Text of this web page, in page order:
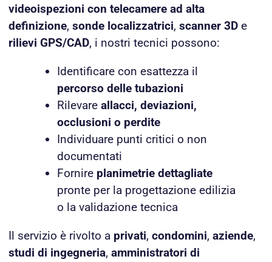
videoispezioni con telecamere ad alta
definizione, sonde localizzatrici, scanner 3D e
rilievi GPS/CAD, i nostri tecnici possono:
Identificare con esattezza il
percorso delle tubazioni
Rilevare allacci, deviazioni,
occlusioni o perdite
Individuare punti critici o non
documentati
Fornire planimetrie dettagliate
pronte per la progettazione edilizia
o la validazione tecnica
Il servizio è rivolto a privati, condomini, aziende,
studi di ingegneria, amministratori di